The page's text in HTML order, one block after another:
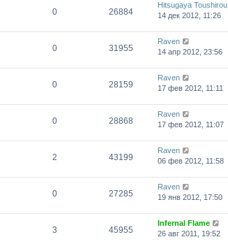
0 26884
Hitsugaya Toushirou
14 дек 2012, 11:26
0 31955
Raven
14 апр 2012, 23:56
0 28159
Raven
17 фев 2012, 11:11
0 28868
Raven
17 фев 2012, 11:07
2 43199
Raven
06 фев 2012, 11:58
0 27285
Raven
19 янв 2012, 17:50
3 45955
Infernal Flame
26 авг 2011, 19:52